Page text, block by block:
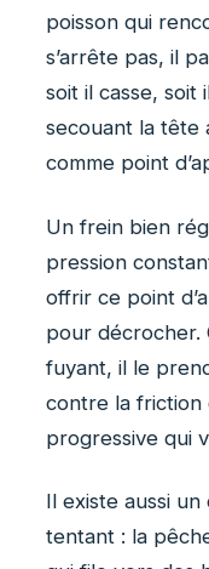
poisson qui
s’arrête pas, il
soit il casse, soit
secouant la tête
comme point
Un frein bien
pression
offrir ce point
pour décrocher.
fuyant, il le
contre la friction
progressive qui
Il existe aussi
tentant : la